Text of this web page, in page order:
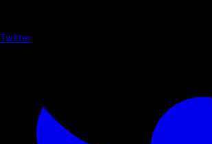
Twitter